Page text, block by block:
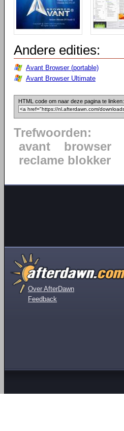
Andere edities:
Avant Browser (portable)
Avant Browser Ultimate
HTML code om naar deze pagina te linken:
Trefwoorden:
avant
browser
reclame blokker
Over AfterDawn
Feedback